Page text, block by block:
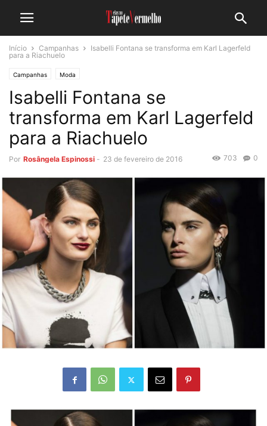
Início Campanhas
Isabelli Fontana se transforma em Karl Lagerfeld
para a Riachuelo
Campanhas Moda
Isabelli Fontana se
transforma em Karl Lagerfeld
para a Riachuelo
Por Rosângela Espinossi - 23 de fevereiro de 2016 0
703